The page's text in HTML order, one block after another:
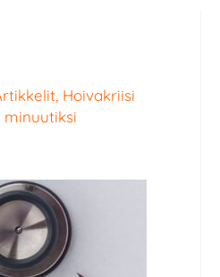
Hoivakriisi
minuutiksi